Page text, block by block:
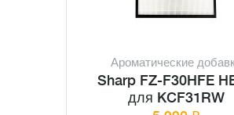
Ароматические
Sharp FZ-F30HFE
для KCF31RW